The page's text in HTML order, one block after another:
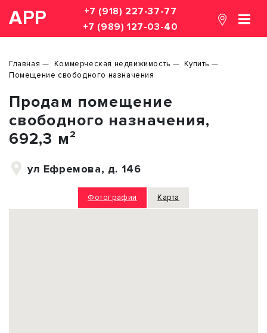
АРР
+7 (918) 227-37-77
+7 (989) 127-03-40
Главная Коммерческая недвижимость
Купить
Помещение свободного назначения
Продам помещение
свободного назначения,
692,3 м²
ул Ефремова, д. 146
Фотографии Карта